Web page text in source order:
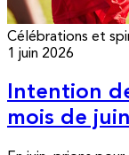
Célébrations et
1 juin 2026
Intention
mois de juin